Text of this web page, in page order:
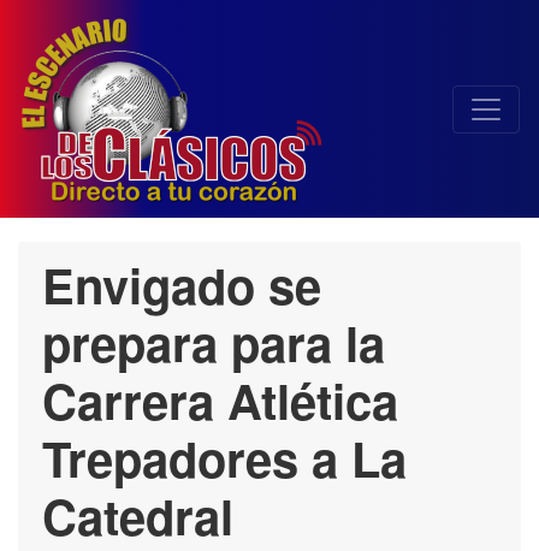
Envigado se
prepara para la
Carrera Atlética
Trepadores a La
Catedral